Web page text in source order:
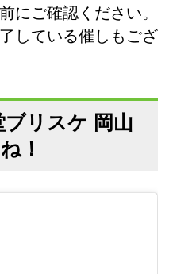
にご確認ください。
している催しもござ
ブリスケ 岡山
！